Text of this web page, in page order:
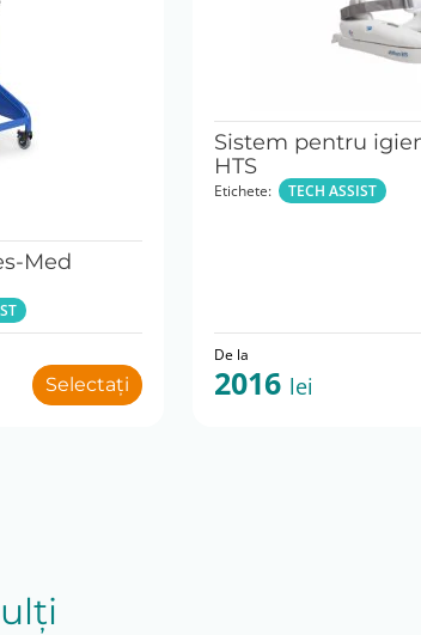
Med
Selectați
Sistem pentru
HTS
Etichete: TECH ASSIST
De la
2016 lei